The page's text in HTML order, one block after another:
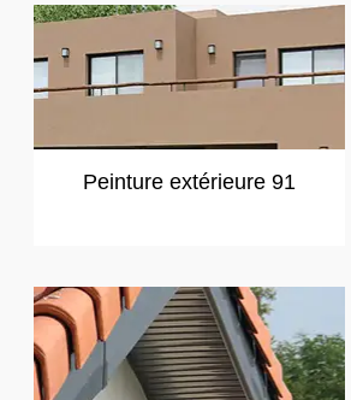
Peinture extérieure 91